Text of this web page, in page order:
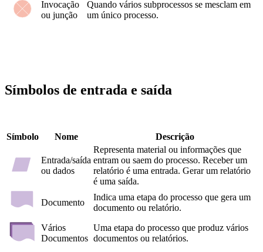
Invocação
ou junção
Quando vários subprocessos se mesclam em
um único processo.
Símbolos de entrada e saída
Símbolo Nome Descrição
Entrada/saída
ou dados
Representa material ou informações que
entram ou saem do processo. Receber um
relatório é uma entrada. Gerar um relatório
é uma saída.
Documento
Indica uma etapa do processo que gera um
documento ou relatório.
Vários
Documentos
Uma etapa do processo que produz vários
documentos ou relatórios.